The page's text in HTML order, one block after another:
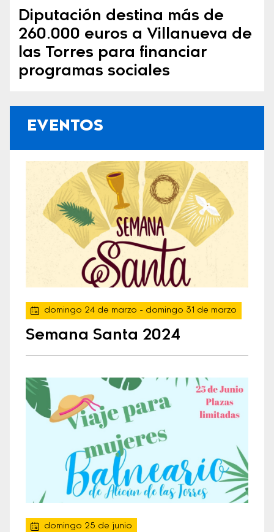
Diputación destina más de
260.000 euros a Villanueva de
las Torres para financiar
programas sociales
EVENTOS
domingo 24 de marzo - domingo 31 de marzo
Semana Santa 2024
domingo 25 de junio